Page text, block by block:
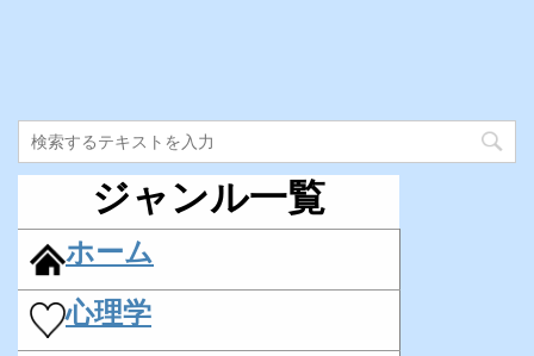
ジャンル一覧
ホーム
心理学